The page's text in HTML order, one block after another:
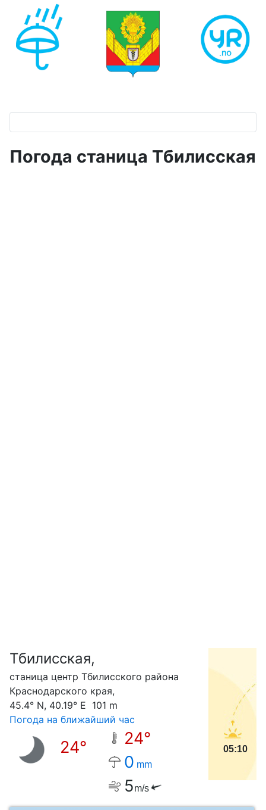
Погода станица Тбилисская
Тбилисская,
cтаница центр Тбилисского района
Краснодарского края,
45.4° N, 40.19° E 101 m
Погода на ближайший час
24°
24°
0 mm
5m/s
05:10